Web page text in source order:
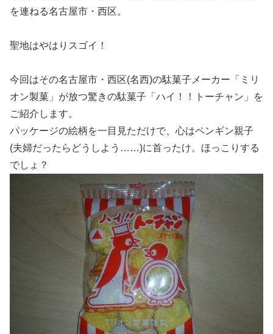
を連ねる名古屋市・西区。
聖地はやはりスゴイ！
今回はその名古屋市・西区(名西)の駄菓子メーカー「ミリ
オン製菓」が放つ驚きの駄菓子「ハイ！！トーチャン」を
ご紹介します。
パッケージの絵柄を一目見ただけで、心はペンギン親子
(夫婦だったらどうしよう……)に首ったけ。ほっこりする
でしょ？